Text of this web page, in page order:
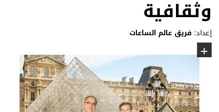
وثقافية
إعداد: فريق عالم الساعات